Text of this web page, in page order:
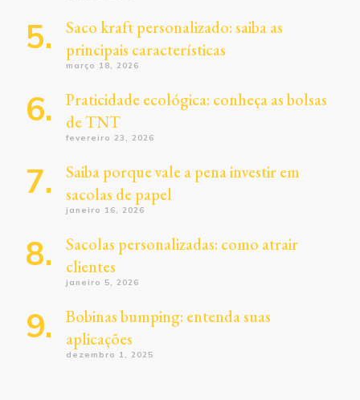
Saco kraft personalizado: saiba as
principais características
março 18, 2026
Praticidade ecológica: conheça as bolsas
de TNT
fevereiro 23, 2026
Saiba porque vale a pena investir em
sacolas de papel
janeiro 16, 2026
Sacolas personalizadas: como atrair
clientes
janeiro 5, 2026
Bobinas bumping: entenda suas
aplicações
dezembro 1, 2025